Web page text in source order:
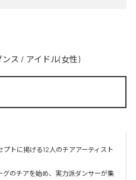
ンス / アイドル(女性)
プトに掲げる12人のチアアーティスト
のチアを始め、実力派ダンサーが集